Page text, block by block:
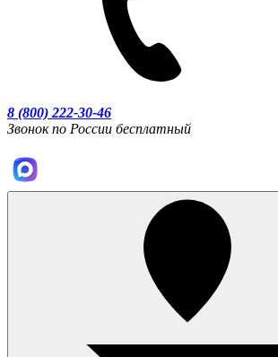
8 (800) 222-30-46
Звонок по России бесплатный